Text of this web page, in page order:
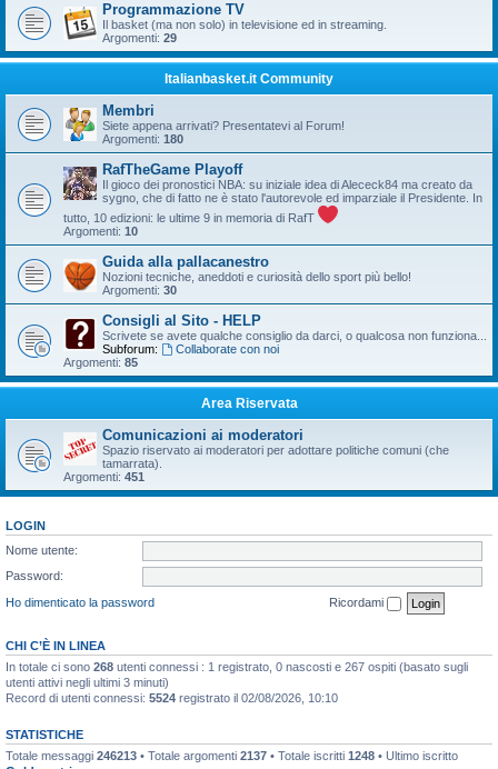
Programmazione TV
Il basket (ma non solo) in televisione ed in streaming.
Argomenti: 29
Italianbasket.it Community
Membri
Siete appena arrivati? Presentatevi al Forum!
Argomenti: 180
RafTheGame Playoff
Il gioco dei pronostici NBA: su iniziale idea di Alececk84 ma creato da
sygno, che di fatto ne è stato l'autorevole ed imparziale il Presidente. In
tutto, 10 edizioni: le ultime 9 in memoria di RafT
Argomenti: 10
Guida alla pallacanestro
Nozioni tecniche, aneddoti e curiosità dello sport più bello!
Argomenti: 30
Consigli al Sito - HELP
Scrivete se avete qualche consiglio da darci, o qualcosa non funziona...
Subforum:
Collaborate con noi
Argomenti: 85
Area Riservata
Comunicazioni ai moderatori
Spazio riservato ai moderatori per adottare politiche comuni (che
tamarrata).
Argomenti: 451
LOGIN
Nome utente:
Password:
Ho dimenticato la password
Ricordami
CHI C’È IN LINEA
In totale ci sono 268 utenti connessi : 1 registrato, 0 nascosti e 267 ospiti (basato sugli
utenti attivi negli ultimi 3 minuti)
Record di utenti connessi: 5524 registrato il 02/08/2026, 10:10
STATISTICHE
Totale messaggi 246213 • Totale argomenti 2137 • Totale iscritti 1248 • Ultimo iscritto